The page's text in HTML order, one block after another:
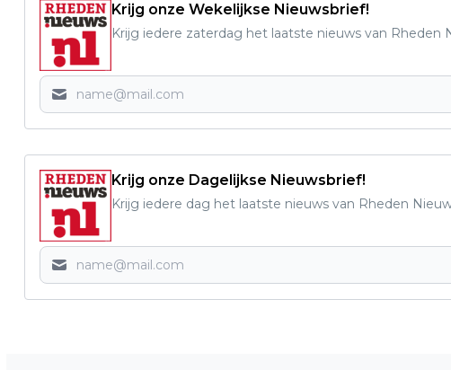
Krijg onze Wekelijkse Nieuwsbrief!
Krijg iedere zaterdag het laatste nieuws van Rheden
Krijg onze Dagelijkse Nieuwsbrief!
Krijg iedere dag het laatste nieuws van Rheden